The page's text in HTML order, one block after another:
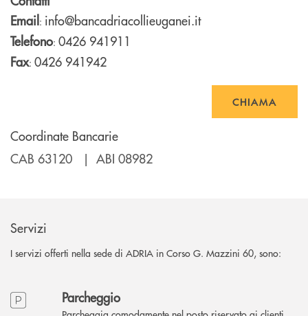
Email: info@bancadriacollieuganei.it
Telefono: 0426 941911
Fax: 0426 941942
CHIAMA
Coordinate Bancarie
CAB 63120 | ABI 08982
Servizi
I servizi offerti nella sede di ADRIA in Corso G. Mazzini 60, sono:
Parcheggio